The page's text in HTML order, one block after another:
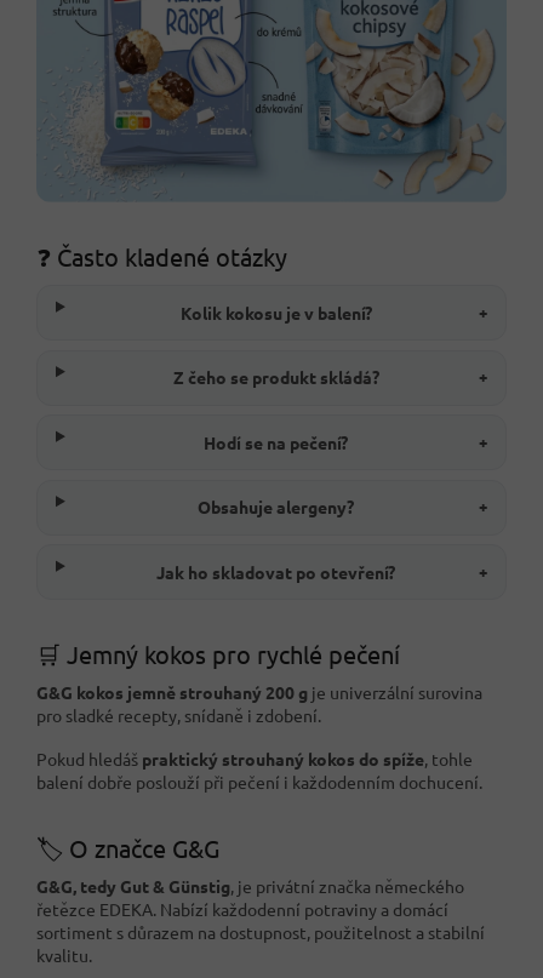
❓ Často kladené otázky
Kolik kokosu je v balení? +
Z čeho se produkt skládá? +
Hodí se na pečení? +
Obsahuje alergeny? +
Jak ho skladovat po otevření? +
🛒 Jemný kokos pro rychlé pečení
G&G kokos jemně strouhaný 200 g je univerzální surovina
pro sladké recepty, snídaně i zdobení.
Pokud hledáš praktický strouhaný kokos do spíže, tohle
balení dobře poslouží při pečení i každodenním dochucení.
🏷️ O značce G&G
G&G, tedy Gut & Günstig, je privátní značka německého
řetězce EDEKA. Nabízí každodenní potraviny a domácí
sortiment s důrazem na dostupnost, použitelnost a stabilní
kvalitu.